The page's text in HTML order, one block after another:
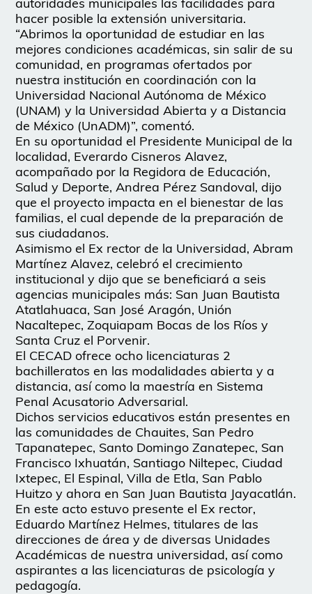
hacer posible la extensión universitaria.
“Abrimos la oportunidad de estudiar en las
mejores condiciones académicas, sin salir de su
comunidad, en programas ofertados por
nuestra institución en coordinación con la
Universidad Nacional Autónoma de México
(UNAM) y la Universidad Abierta y a Distancia
de México (UnADM)”, comentó.
En su oportunidad el Presidente Municipal de la
localidad, Everardo Cisneros Alavez,
acompañado por la Regidora de Educación,
Salud y Deporte, Andrea Pérez Sandoval, dijo
que el proyecto impacta en el bienestar de las
familias, el cual depende de la preparación de
sus ciudadanos.
Asimismo el Ex rector de la Universidad, Abram
Martínez Alavez, celebró el crecimiento
institucional y dijo que se beneficiará a seis
agencias municipales más: San Juan Bautista
Atatlahuaca, San José Aragón, Unión
Nacaltepec, Zoquiapam Bocas de los Ríos y
Santa Cruz el Porvenir.
El CECAD ofrece ocho licenciaturas 2
bachilleratos en las modalidades abierta y a
distancia, así como la maestría en Sistema
Penal Acusatorio Adversarial.
Dichos servicios educativos están presentes en
las comunidades de Chauites, San Pedro
Tapanatepec, Santo Domingo Zanatepec, San
Francisco Ixhuatán, Santiago Niltepec, Ciudad
Ixtepec, El Espinal, Villa de Etla, San Pablo
Huitzo y ahora en San Juan Bautista Jayacatlán.
En este acto estuvo presente el Ex rector,
Eduardo Martínez Helmes, titulares de las
direcciones de área y de diversas Unidades
Académicas de nuestra universidad, así como
aspirantes a las licenciaturas de psicología y
pedagogía.